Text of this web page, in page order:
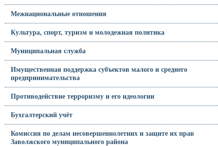
Межнациональные отношения
Культура, спорт, туризм и молодежная политика
Муниципальная служба
Имущественная поддержка субъектов малого и среднего
предпринимательства
Противодействие терроризму и его идеологии
Бухгалтерский учёт
Комиссия по делам несовершеннолетних и защите их прав
Заволжского муниципального района